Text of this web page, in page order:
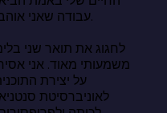
עבודה שאני